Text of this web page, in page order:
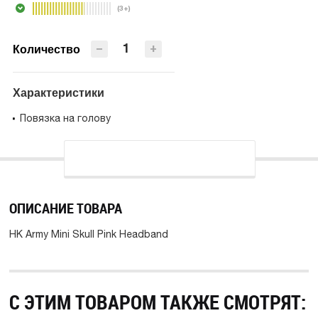
(3+)
Количество +
−
Характеристики
Повязка на голову
ОПИСАНИЕ ТОВАРА
HK Army Mini Skull Pink Headband
С ЭТИМ ТОВАРОМ ТАКЖЕ СМОТРЯТ: